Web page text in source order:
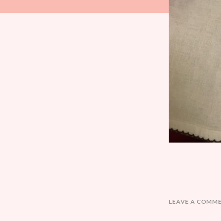
LEAVE A